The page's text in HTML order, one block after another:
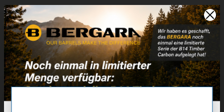
Artikelnummer:87-A04301
44,90 €
❌ Nicht auf Lager
Noch kein Kunde?